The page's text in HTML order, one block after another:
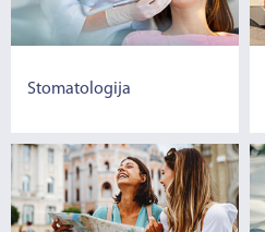
Stomatologija